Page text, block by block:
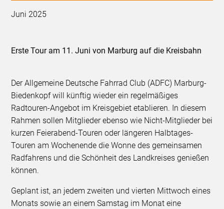
Juni 2025
Erste Tour am 11. Juni von Marburg auf die Kreisbahn
Der Allgemeine Deutsche Fahrrad Club (ADFC) Marburg-
Biedenkopf will künftig wieder ein regelmäßiges
Radtouren-Angebot im Kreisgebiet etablieren. In diesem
Rahmen sollen Mitglieder ebenso wie Nicht-Mitglieder bei
kurzen Feierabend-Touren oder längeren Halbtages-
Touren am Wochenende die Wonne des gemeinsamen
Radfahrens und die Schönheit des Landkreises genießen
können.
Geplant ist, an jedem zweiten und vierten Mittwoch eines
Monats sowie an einem Samstag im Monat eine